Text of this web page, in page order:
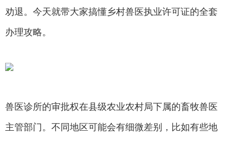
劝退。今天就带大家搞懂乡村兽医执业许可证的全套
办理攻略。
兽医诊所的审批权在县级农业农村局下属的畜牧兽医
主管部门。不同地区可能会有细微差别，比如有些地